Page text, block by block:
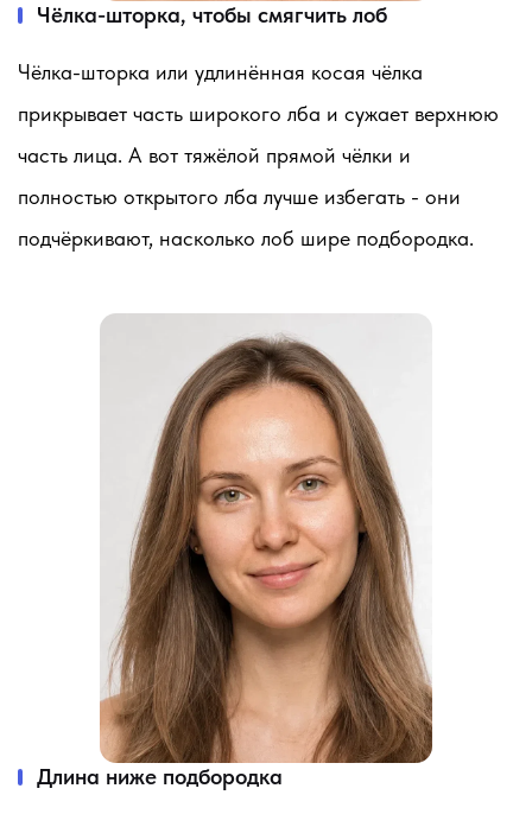
Чёлка-шторка, чтобы смягчить лоб
Чёлка-шторка или удлинённая косая чёлка
прикрывает часть широкого лба и сужает верхнюю
часть лица. А вот тяжёлой прямой чёлки и
полностью открытого лба лучше избегать - они
подчёркивают, насколько лоб шире подбородка.
Длина ниже подбородка